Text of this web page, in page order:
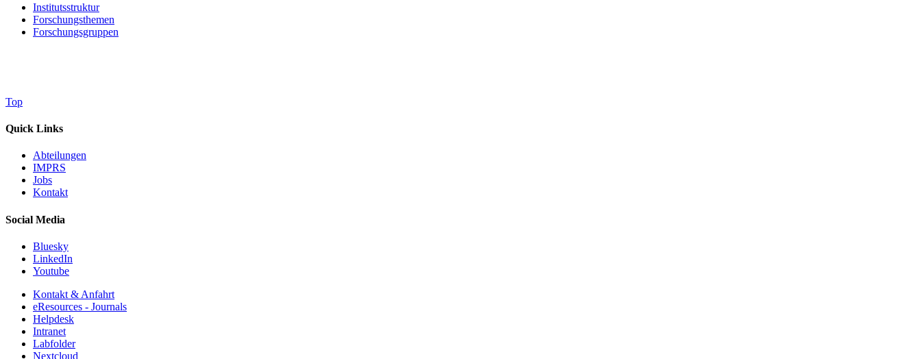
Institutsstruktur
Forschungsthemen
Forschungsgruppen
Top
Quick Links
Abteilungen
IMPRS
Jobs
Kontakt
Social Media
Bluesky
LinkedIn
Youtube
Kontakt & Anfahrt
eResources - Journals
Helpdesk
Intranet
Labfolder
Nextcloud